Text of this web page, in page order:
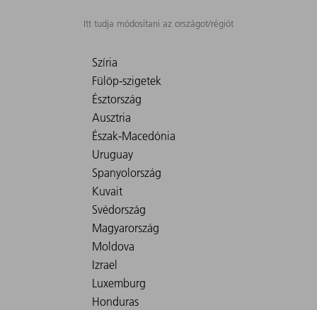
Itt tudja módosítani az országot/régiót